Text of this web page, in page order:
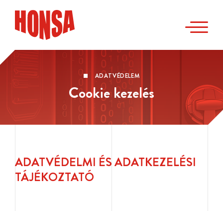
ADATVÉDELEM
Cookie kezelés
ADATVÉDELMI ÉS ADATKEZELÉSI
TÁJÉKOZTATÓ